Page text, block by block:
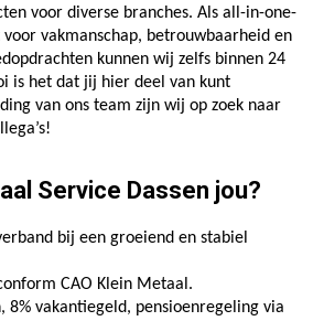
voor diverse branches. Als all-in-one-
vakmanschap, betrouwbaarheid en
kunnen wij zelfs binnen 24
is het dat jij hier deel van kunt
van ons team zijn wij op zoek naar
Service Dassen jou?
bij een groeiend en stabiel
CAO Klein Metaal.
8% vakantiegeld, pensioenregeling via